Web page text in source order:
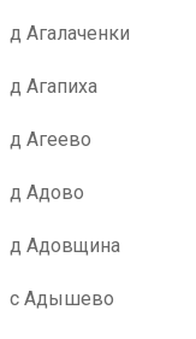
д Агалаченки
д Агапиха
д Агеево
д Адово
д Адовщина
с Адышево